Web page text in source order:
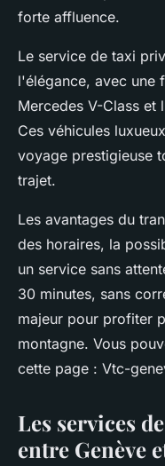
forte affluence.
Le service de taxi
l'élégance, avec une
Mercedes V-Class et
Ces véhicules
voyage prestigieuse
trajet.
Les avantages du
des horaires, la
un service sans
30 minutes, sans
majeur pour profiter
montagne. Vous
cette page : Vtc-
Les services
entre Genève